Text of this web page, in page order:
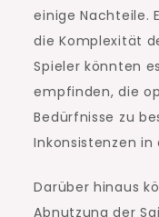
einige Nachteile.
die Komplexität
Spieler könnten
empfinden, die
Bedürfnisse zu
Inkonsistenzen in
Darüber hinaus
Abnutzung der